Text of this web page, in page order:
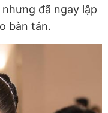
đã ngay lập
bàn tán.